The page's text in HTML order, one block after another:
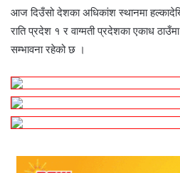
आज दिउँसो देशका अधिकांश स्थानमा
राति प्रदेश १ र वाग्मती प्रदेशका एकाध
सम्भावना रहेको छ ।